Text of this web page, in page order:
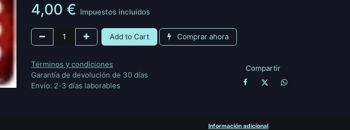
4,00 € Impuestos incluidos
Add to Cart Comprar ahora
Términos y condiciones
Garantía de devolución de 30 días
Envío: 2-3 días laborables
Compartir
Información adicional